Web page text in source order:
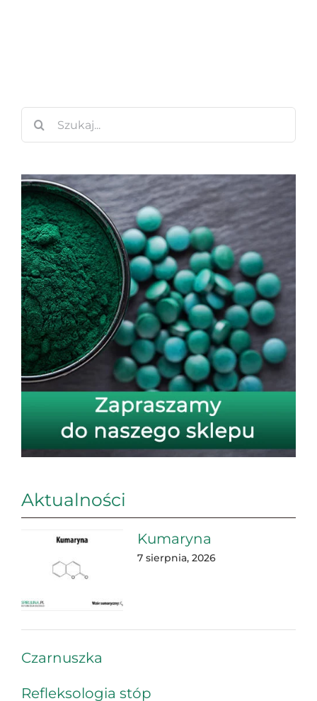
Aktualności
Kumaryna
7 sierpnia, 2026
Czarnuszka
Refleksologia stóp